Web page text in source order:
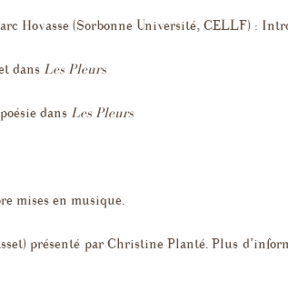
Hovasse (Sorbonne Université, CELLF) :
dansLes Pleurs
dansLes Pleurs
mises en musique.
présenté par Christine Planté. Plus